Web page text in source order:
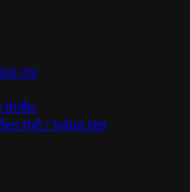
chì
thiếp
thẻ / bảng tên